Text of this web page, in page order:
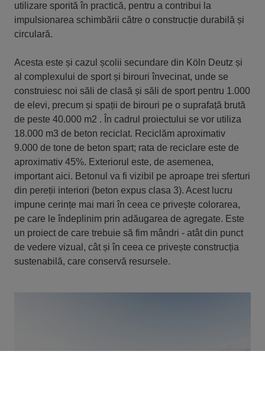
utilizare sporită în practică, pentru a contribui la
impulsionarea schimbării către o construcție durabilă și
circulară.
Acesta este și cazul școlii secundare din Köln Deutz și
al complexului de sport și birouri învecinat, unde se
construiesc noi săli de clasă și săli de sport pentru 1.000
de elevi, precum și spații de birouri pe o suprafață brută
de peste 40.000 m2 . În cadrul proiectului se vor utiliza
18.000 m3 de beton reciclat. Reciclăm aproximativ
9.000 de tone de beton spart; rata de reciclare este de
aproximativ 45%. Exteriorul este, de asemenea,
important aici. Betonul va fi vizibil pe aproape trei sferturi
din pereții interiori (beton expus clasa 3). Acest lucru
impune cerințe mai mari în ceea ce privește colorarea,
pe care le îndeplinim prin adăugarea de agregate. Este
un proiect de care trebuie să fim mândri - atât din punct
de vedere vizual, cât și în ceea ce privește construcția
sustenabilă, care conservă resursele.